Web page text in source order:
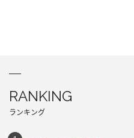
RANKING
ランキング